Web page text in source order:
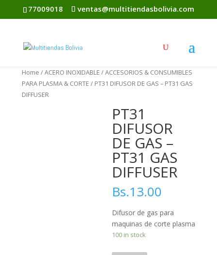
77009018 ventas@multitiendasbolivia.com
Home /ACERO INOXIDABLE /ACCESORIOS & CONSUMIBLES
PARA PLASMA & CORTE / PT31 DIFUSOR DE GAS – PT31 GAS
DIFFUSER
PT31
DIFUSOR
DE GAS –
PT31 GAS
DIFFUSER
Bs.13.00
Difusor de gas para
maquinas de corte plasma
100 in stock